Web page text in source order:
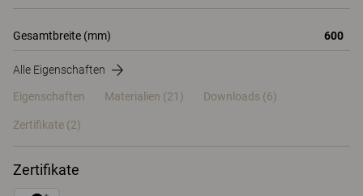
Gesamtbreite (mm) 600
Alle Eigenschaften
Eigenschaften Materialien (21) Downloads (6)
Zertifikate (2)
Zertifikate